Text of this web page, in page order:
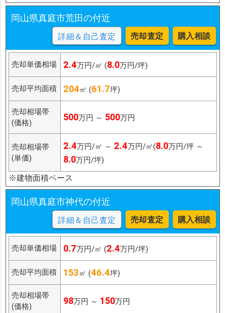
岡山県真庭市荒田の付近
詳細＆自己査定 売却査定 購入相談
売却単価相場 2.4万円/㎡ (8.0万円/坪)
売却平均面積 204㎡ (61.7坪)
売却相場帯
(価格)
500万円 ～ 500万円
売却相場帯
(単価)
2.4万円/㎡ ～ 2.4万円/㎡(8.0万円/坪 ～
8.0万円/坪)
※建物面積ベース
岡山県真庭市神代の付近
詳細＆自己査定 売却査定 購入相談
売却単価相場 0.7万円/㎡ (2.4万円/坪)
売却平均面積 153㎡ (46.4坪)
売却相場帯
(価格)
98万円 ～ 150万円